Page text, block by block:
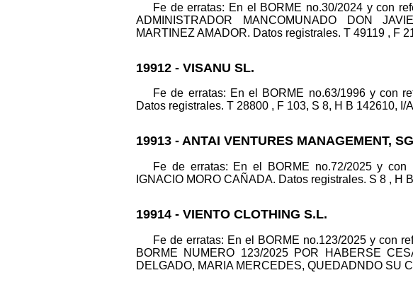
Fe de erratas: En el BORME no.30/2024 y con
ADMINISTRADOR MANCOMUNADO DON
MARTINEZ AMADOR. Datos registrales. T 49119 , F
19912 - VISANU SL.
Fe de erratas: En el BORME no.63/1996 y con
Datos registrales. T 28800 , F 103, S 8, H B 142610, I/
19913 - ANTAI VENTURES MANAGEMENT,
Fe de erratas: En el BORME no.72/2025 y con
IGNACIO MORO CAÑADA. Datos registrales. S 8 , H
19914 - VIENTO CLOTHING S.L.
Fe de erratas: En el BORME no.123/2025 y con
BORME NUMERO 123/2025 POR HABERSE
DELGADO, MARIA MERCEDES, QUEDADNDO SU